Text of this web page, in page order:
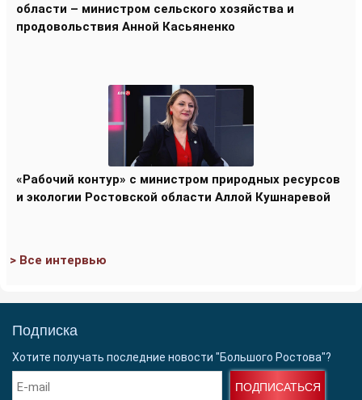
области – министром сельского хозяйства и
продовольствия Анной Касьяненко
«Рабочий контур» с министром природных ресурсов
и экологии Ростовской области Аллой Кушнаревой
> Все интервью
Подписка
Хотите получать последние новости "Большого Ростова"?
ПОДПИСАТЬСЯ